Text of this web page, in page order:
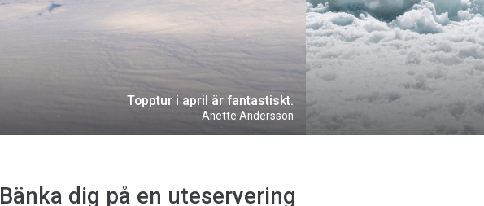
Topptur i april är fantastiskt.
Anette Andersson
Bänka dig på en uteservering